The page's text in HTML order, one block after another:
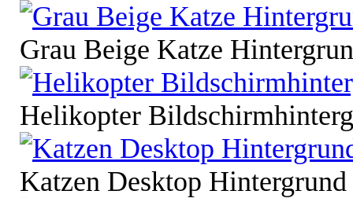
Grau Beige Katze
Helikopter
Katzen Desktop